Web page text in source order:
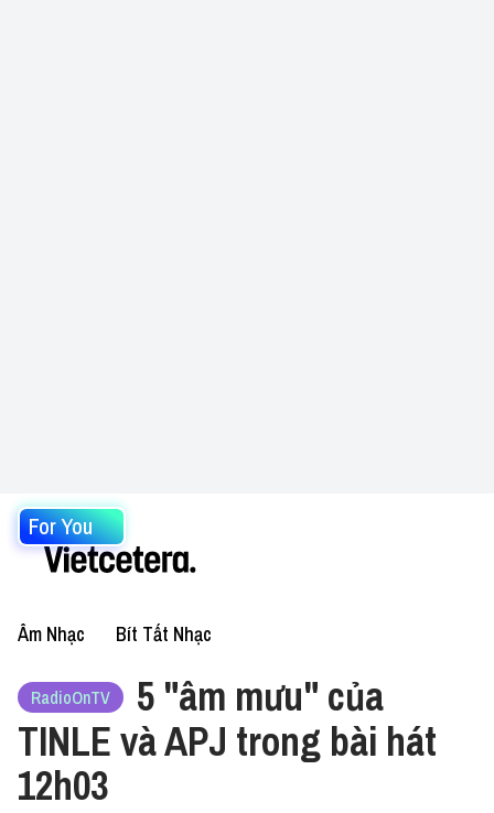
For You
Âm Nhạc Bít Tất Nhạc
RadioOnTV
5 "âm mưu" của
TINLE và APJ trong bài hát
12h03